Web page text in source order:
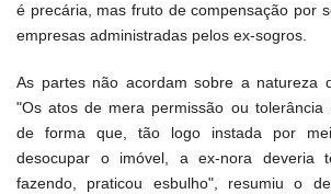
é precária, mas fruto de compensação por
empresas administradas pelos ex-sogros.
As partes não acordam sobre a natureza
"Os atos de mera permissão ou tolerância
de forma que, tão logo instada por
desocupar o imóvel, a ex-nora deveria
fazendo, praticou esbulho", resumiu o